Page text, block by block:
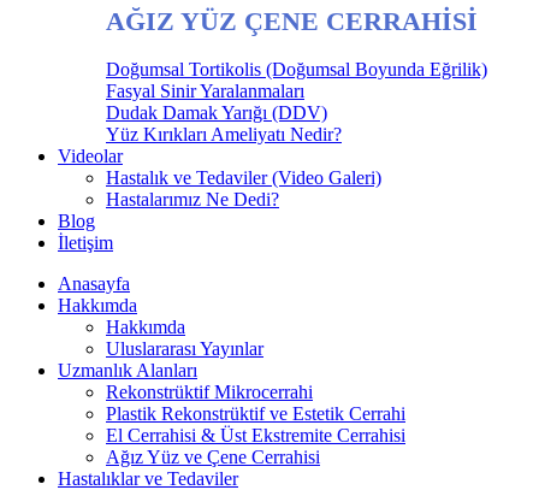
AĞIZ YÜZ ÇENE CERRAHİSİ
Doğumsal Tortikolis (Doğumsal Boyunda Eğrilik)
Fasyal Sinir Yaralanmaları
Dudak Damak Yarığı (DDV)
Yüz Kırıkları Ameliyatı Nedir?
Videolar
Hastalık ve Tedaviler (Video Galeri)
Hastalarımız Ne Dedi?
Blog
İletişim
Anasayfa
Hakkımda
Hakkımda
Uluslararası Yayınlar
Uzmanlık Alanları
Rekonstrüktif Mikrocerrahi
Plastik Rekonstrüktif ve Estetik Cerrahi
El Cerrahisi & Üst Ekstremite Cerrahisi
Ağız Yüz ve Çene Cerrahisi
Hastalıklar ve Tedaviler